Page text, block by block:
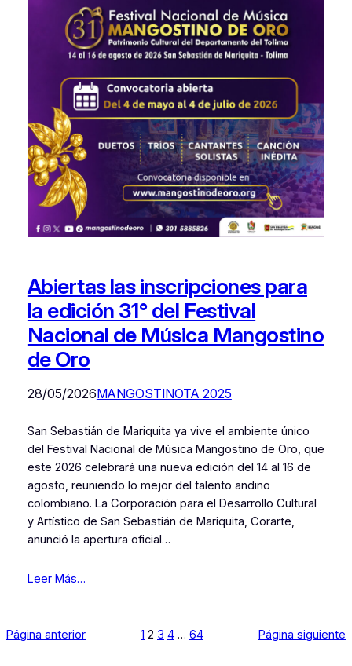
Abiertas las inscripciones para
la edición 31° del Festival
Nacional de Música Mangostino
de Oro
28/05/2026MANGOSTINOTA 2025
San Sebastián de Mariquita ya vive el ambiente único
del Festival Nacional de Música Mangostino de Oro, que
este 2026 celebrará una nueva edición del 14 al 16 de
agosto, reuniendo lo mejor del talento andino
colombiano. La Corporación para el Desarrollo Cultural
y Artístico de San Sebastián de Mariquita, Corarte,
anunció la apertura oficial…
Leer Más…
Página anterior 1 2 3 4 … 64 Página siguiente